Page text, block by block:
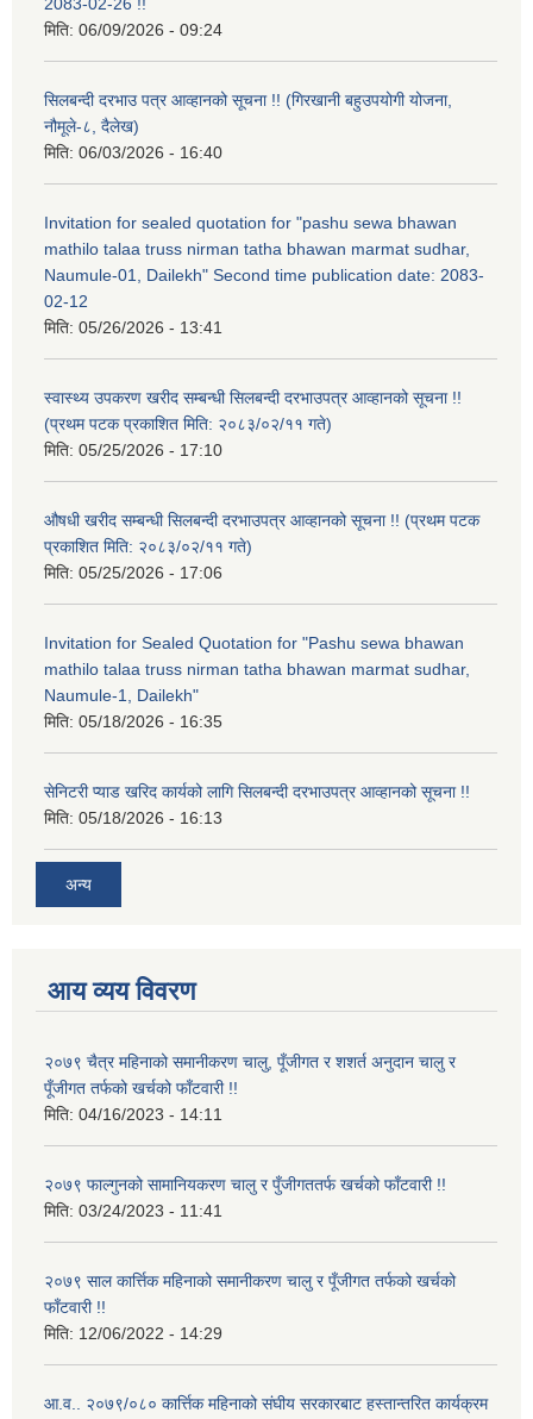
मिति: 06/09/2026 - 09:24
सिलबन्दी दरभाउ पत्र आव्हानको सूचना !! (गिरखानी बहुउपयोगी योजना,
नौमूले-८, दैलेख)
मिति: 06/03/2026 - 16:40
Invitation for sealed quotation for "pashu sewa bhawan
mathilo talaa truss nirman tatha bhawan marmat sudhar,
Naumule-01, Dailekh" Second time publication date: 2083-
02-12
मिति: 05/26/2026 - 13:41
स्वास्थ्य उपकरण खरीद सम्बन्धी सिलबन्दी दरभाउपत्र आव्हानको सूचना !!
(प्रथम पटक प्रकाशित मिति: २०८३/०२/११ गते)
मिति: 05/25/2026 - 17:10
औषधी खरीद सम्बन्धी सिलबन्दी दरभाउपत्र आव्हानको सूचना !! (प्रथम पटक
प्रकाशित मिति: २०८३/०२/११ गते)
मिति: 05/25/2026 - 17:06
Invitation for Sealed Quotation for "Pashu sewa bhawan
mathilo talaa truss nirman tatha bhawan marmat sudhar,
Naumule-1, Dailekh"
मिति: 05/18/2026 - 16:35
सेनिटरी प्याड खरिद कार्यको लागि सिलबन्दी दरभाउपत्र आव्हानको सूचना !!
मिति: 05/18/2026 - 16:13
अन्य
आय व्यय विवरण
२०७९ चैत्र महिनाको समानीकरण चालु, पूँजीगत र शशर्त अनुदान चालु र
पूँजीगत तर्फको खर्चको फाँटवारी !!
मिति: 04/16/2023 - 14:11
२०७९ फाल्गुनको सामानियकरण चालु र पुँजीगततर्फ खर्चको फाँटवारी !!
मिति: 03/24/2023 - 11:41
२०७९ साल कार्त्तिक महिनाको समानीकरण चालु र पूँजीगत तर्फको खर्चको
फाँटवारी !!
मिति: 12/06/2022 - 14:29
आ.व.. २०७९/०८० कार्त्तिक महिनाको संघीय सरकारबाट हस्तान्तरित कार्यक्रम